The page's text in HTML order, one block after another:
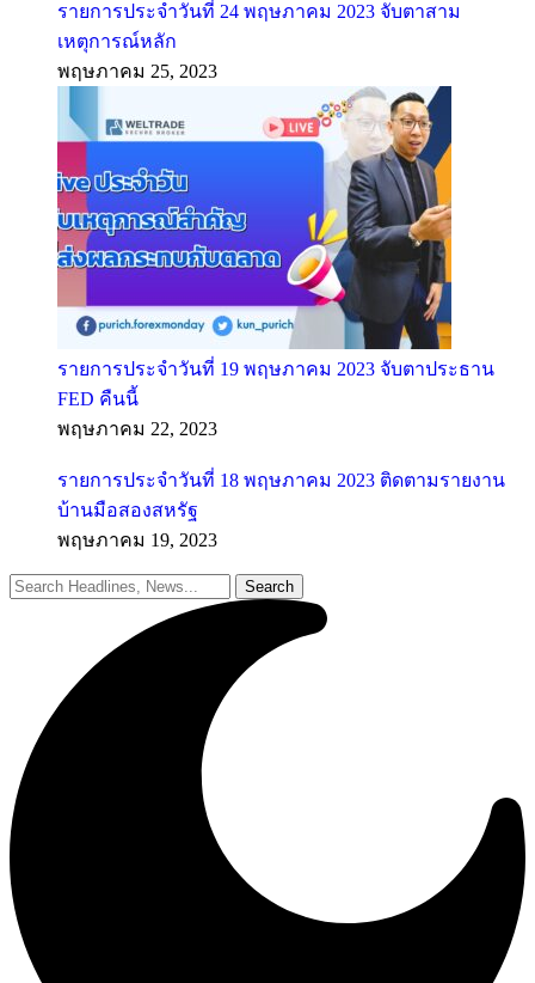
รายการประจำวันที่ 24 พฤษภาคม 2023 จับตาสาม
เหตุการณ์หลัก
พฤษภาคม 25, 2023
รายการประจำวันที่ 19 พฤษภาคม 2023 จับตาประธาน
FED คืนนี้
พฤษภาคม 22, 2023
รายการประจำวันที่ 18 พฤษภาคม 2023 ติดตามรายงาน
บ้านมือสองสหรัฐ
พฤษภาคม 19, 2023